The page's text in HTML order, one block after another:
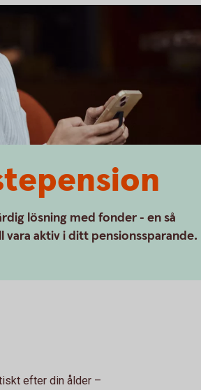
lösning med fonder - en så
vara aktiv i ditt pensionssparande.
efter din ålder –